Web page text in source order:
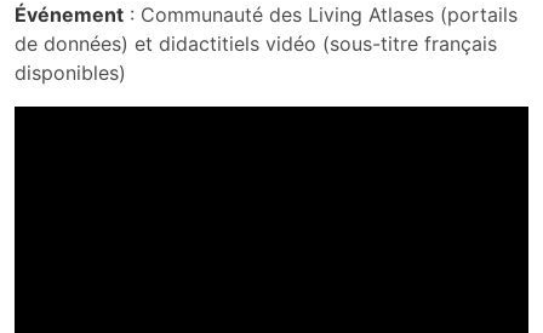
Événement : Communauté des Living Atlases (portails
de données) et didactitiels vidéo (sous-titre français
disponibles)